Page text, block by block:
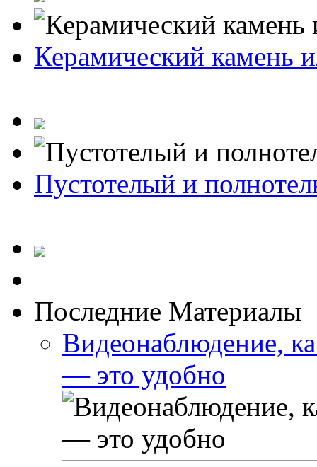
Керамический камень
Пустотелый и
Последние Материалы
Видеонаблюдение,
— это удобно